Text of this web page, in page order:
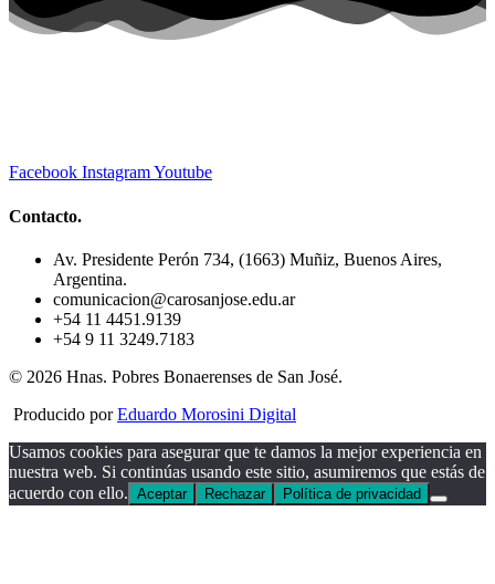
Facebook InstagramYoutube
Contacto.
Av. Presidente Perón 734, (1663) Muñiz, Buenos Aires,
Argentina.
comunicacion@carosanjose.edu.ar
+54 11 4451.9139
+54 9 11 3249.7183
© 2026 Hnas. Pobres Bonaerenses de San José.
Producido porEduardo Morosini Digital
Usamos cookies para asegurar que te damos la mejor experiencia en
nuestra web. Si continúas usando este sitio, asumiremos que estás de
acuerdo con ello. Aceptar Rechazar Política de privacidad